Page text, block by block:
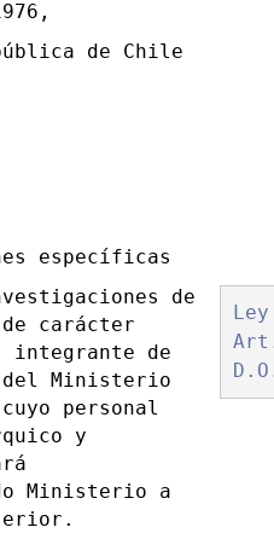
de Chile
específicas
de
carácter
de
del Ministerio
personal
y
Ministerio a